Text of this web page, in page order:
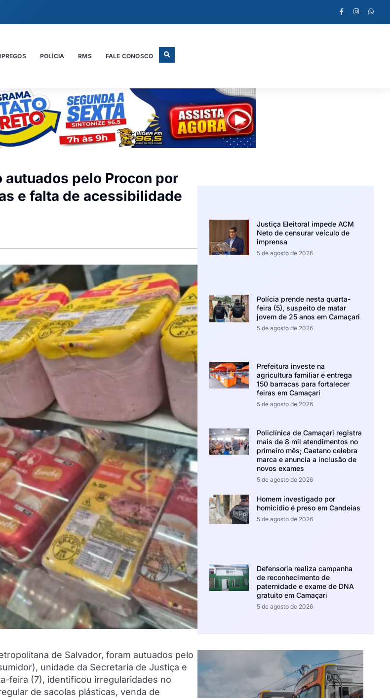
POLÍCIA RMS FALE CONOSCO
pelo Procon por
e falta de acessibilidade
de Salvador, foram autuados pelo
unidade da Secretaria de Justiça e
feira (7), identificou irregularidades no
de sacolas plásticas, venda de
Justiça Eleitoral impede ACM
Neto de censurar veículo de
imprensa
5 de agosto de 2026
Polícia prende nesta quarta-
feira (5), suspeito de matar
jovem de 25 anos em Camaçari
5 de agosto de 2026
Prefeitura investe na
agricultura familiar e entrega
150 barracas para fortalecer
feiras em Camaçari
5 de agosto de 2026
Policlínica de Camaçari registra
mais de 8 mil atendimentos no
primeiro mês; Caetano celebra
marca e anuncia a inclusão de
novos exames
5 de agosto de 2026
Homem investigado por
homicídio é preso em Candeias
5 de agosto de 2026
Defensoria realiza campanha
de reconhecimento de
paternidade e exame de DNA
gratuito em Camaçari
5 de agosto de 2026